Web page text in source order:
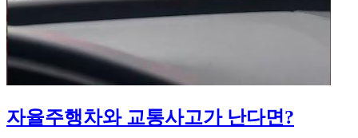
자율주행차와 교통사고가 난다면?